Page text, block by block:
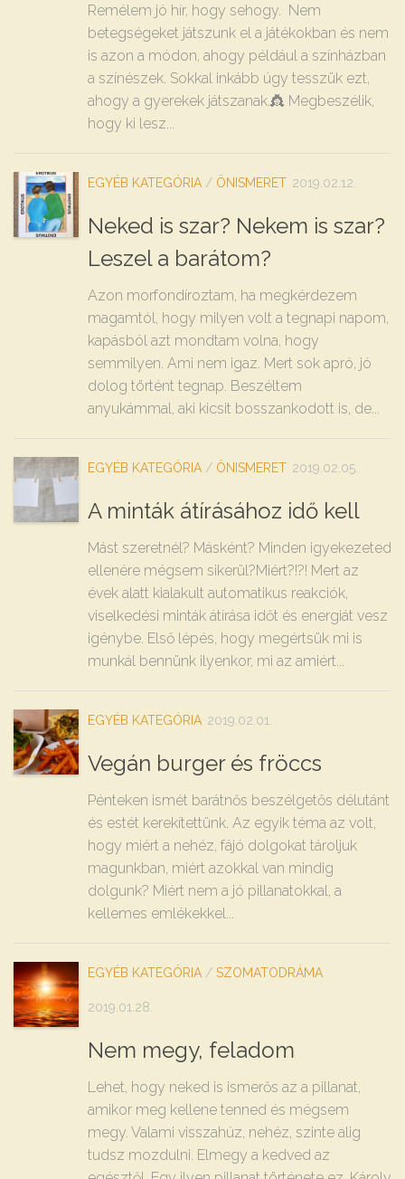
Remélem jó hír, hogy sehogy. Nem
betegségeket játszunk el a játékokban és nem
is azon a módon, ahogy például a színházban
a színészek. Sokkal inkább úgy tesszük ezt,
ahogy a gyerekek játszanak.👸 Megbeszélik,
hogy ki lesz...
EGYÉB KATEGÓRIA / ÖNISMERET 2019.02.12.
Neked is szar? Nekem is szar?
Leszel a barátom?
Azon morfondíroztam, ha megkérdezem
magamtól, hogy milyen volt a tegnapi napom,
kapásból azt mondtam volna, hogy
semmilyen. Ami nem igaz. Mert sok apró, jó
dolog történt tegnap. Beszéltem
anyukámmal, aki kicsit bosszankodott is, de...
EGYÉB KATEGÓRIA / ÖNISMERET 2019.02.05.
A minták átírásához idő kell
Mást szeretnél? Másként? Minden igyekezeted
ellenére mégsem sikerül?Miért?!?! Mert az
évek alatt kialakult automatikus reakciók,
viselkedési minták átírása időt és energiát vesz
igénybe. Első lépés, hogy megértsük mi is
munkál bennünk ilyenkor, mi az amiért...
EGYÉB KATEGÓRIA 2019.02.01.
Vegán burger és fröccs
Pénteken ismét barátnős beszélgetős délutánt
és estét kerekítettünk. Az egyik téma az volt,
hogy miért a nehéz, fájó dolgokat tároljuk
magunkban, miért azokkal van mindig
dolgunk? Miért nem a jó pillanatokkal, a
kellemes emlékekkel...
EGYÉB KATEGÓRIA / SZOMATODRÁMA
2019.01.28.
Nem megy, feladom
Lehet, hogy neked is ismerős az a pillanat,
amikor meg kellene tenned és mégsem
megy. Valami visszahúz, nehéz, szinte alig
tudsz mozdulni. Elmegy a kedved az